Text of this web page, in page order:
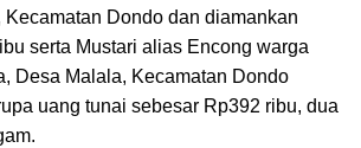
Kecamatan Dondo dan diamankan
serta Mustari alias Encong warga
Desa Malala, Kecamatan Dondo
uang tunai sebesar Rp392 ribu, dua